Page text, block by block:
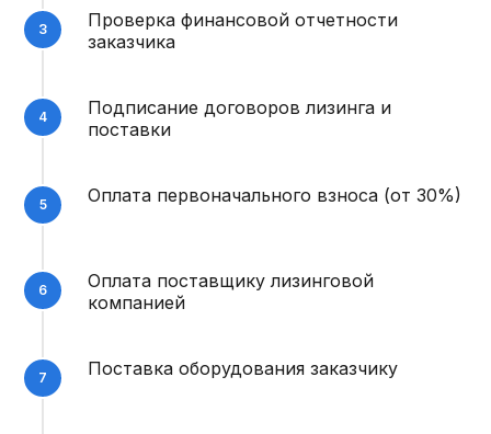
Проверка финансовой отчетности
заказчика
Подписание договоров лизинга и
поставки
Оплата первоначального взноса (от 30%)
Оплата поставщику лизинговой
компанией
Поставка оборудования заказчику